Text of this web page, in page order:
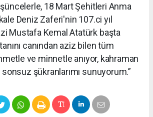
18 Mart Şehitleri Anma
Deniz Zaferi'nin 107.ci yıl
Mustafa Kemal Atatürk başta
canından aziz bilen tüm
ve minnetle anıyor, kahraman
şükranlarımı sunuyorum.”